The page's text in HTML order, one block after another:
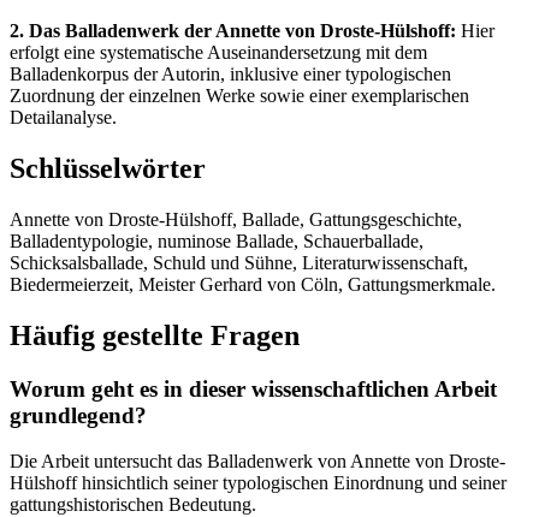
2. Das Balladenwerk der Annette von Droste-Hülshoff: Hier
erfolgt eine systematische Auseinandersetzung mit dem
Balladenkorpus der Autorin, inklusive einer typologischen
Zuordnung der einzelnen Werke sowie einer exemplarischen
Detailanalyse.
Schlüsselwörter
Annette von Droste-Hülshoff, Ballade, Gattungsgeschichte,
Balladentypologie, numinose Ballade, Schauerballade,
Schicksalsballade, Schuld und Sühne, Literaturwissenschaft,
Biedermeierzeit, Meister Gerhard von Cöln, Gattungsmerkmale.
Häufig gestellte Fragen
Worum geht es in dieser wissenschaftlichen Arbeit
grundlegend?
Die Arbeit untersucht das Balladenwerk von Annette von Droste-
Hülshoff hinsichtlich seiner typologischen Einordnung und seiner
gattungshistorischen Bedeutung.